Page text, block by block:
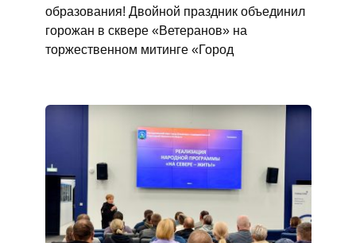
образования! Двойной праздник объединил
горожан в сквере «Ветеранов» на
торжественном митинге «Город